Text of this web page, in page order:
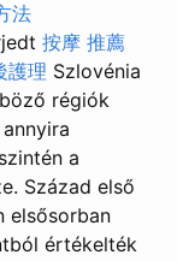
法
按摩 推薦
護理 Szlovénia
régiók
a
Század első
elsősorban
értékelték